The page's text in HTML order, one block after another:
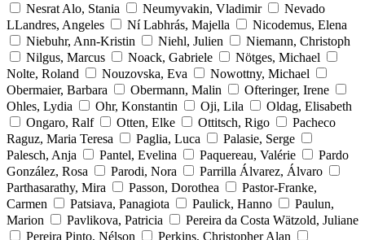
Nesrat Alo, Stania
Neumyvakin, Vladimir
Nevado
LLandres, Angeles
Ní Labhrás, Majella
Nicodemus, Elena
Niebuhr, Ann-Kristin
Niehl, Julien
Niemann, Christoph
Nilgus, Marcus
Noack, Gabriele
Nötges, Michael
Nolte, Roland
Nouzovska, Eva
Nowottny, Michael
Obermaier, Barbara
Obermann, Malin
Ofteringer, Irene
Ohles, Lydia
Ohr, Konstantin Oji, Lila
Oldag, Elisabeth
Ongaro, Ralf
Otten, Elke Ottitsch, Rigo
Pacheco
Raguz, Maria Teresa
Paglia, Luca
Palasie, Serge
Palesch, Anja
Pantel, Evelina Paquereau, Valérie
Pardo
González, Rosa
Parodi, Nora
Parrilla Álvarez, Álvaro
Parthasarathy, Mira
Passon, Dorothea
Pastor-Franke,
Carmen
Patsiava, Panagiota Paulick, Hanno
Paulun,
Marion
Pavlikova, Patricia
Pereira da Costa Wätzold, Juliane
Pereira Pinto, Nélson
Perkins, Christopher Alan